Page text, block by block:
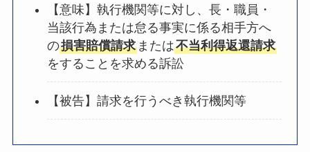
【意味】執行機関等に対し、長・職員・
当該行為または怠る事実に係る相手方へ
の損害賠償請求 または不当利得返還請求
をすることを求める訴訟
【被告】請求を行うべき執行機関等